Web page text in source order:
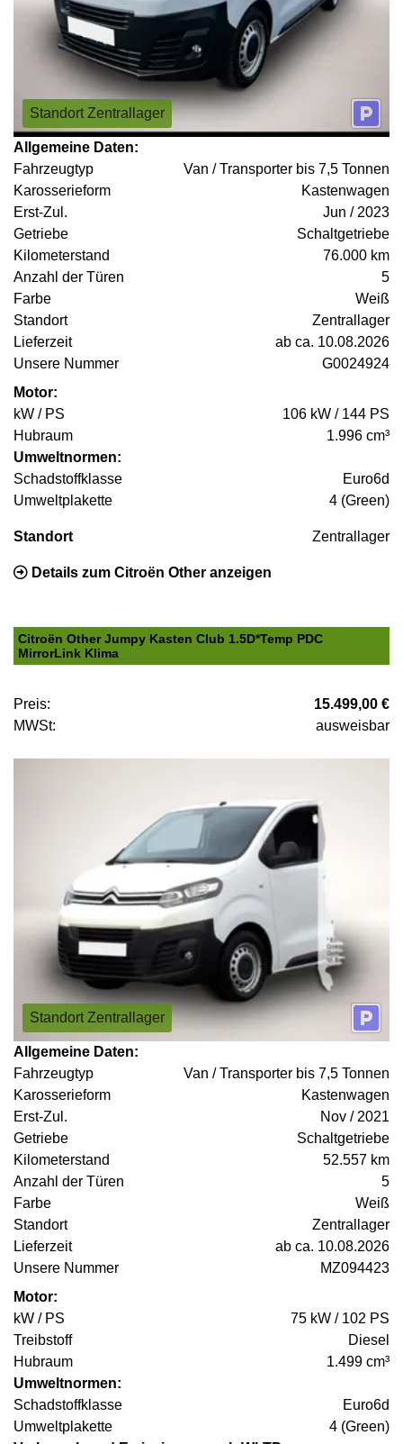
Standort Zentrallager
Allgemeine Daten:
Fahrzeugtyp
Van / Transporter bis 7,5 Tonnen
Karosserieform
Kastenwagen
Erst-Zul.
Jun / 2023
Getriebe
Schaltgetriebe
Kilometerstand
76.000 km
Anzahl der Türen
5
Farbe
Weiß
Standort
Zentrallager
Lieferzeit
ab ca. 10.08.2026
Unsere Nummer
G0024924
Motor:
kW / PS
106 kW / 144 PS
Hubraum
1.996 cm³
Umweltnormen:
Schadstoffklasse
Euro6d
Umweltplakette
4 (Green)
Standort Zentrallager
Details zum Citroën Other anzeigen
Citroën Other Jumpy Kasten Club 1.5D*Temp PDC
MirrorLink Klima
Preis:
15.499,00 €
MWSt:
ausweisbar
Standort Zentrallager
Allgemeine Daten:
Fahrzeugtyp
Van / Transporter bis 7,5 Tonnen
Karosserieform
Kastenwagen
Erst-Zul.
Nov / 2021
Getriebe
Schaltgetriebe
Kilometerstand
52.557 km
Anzahl der Türen
5
Farbe
Weiß
Standort
Zentrallager
Lieferzeit
ab ca. 10.08.2026
Unsere Nummer
MZ094423
Motor:
kW / PS
75 kW / 102 PS
Treibstoff
Diesel
Hubraum
1.499 cm³
Umweltnormen:
Schadstoffklasse
Euro6d
Umweltplakette
4 (Green)